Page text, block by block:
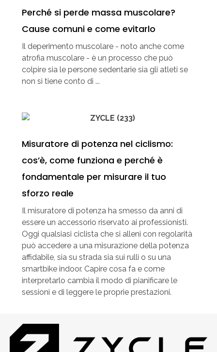
Perché si perde massa muscolare?
Cause comuni e come evitarlo
Il deperimento muscolare - noto anche come
atrofia muscolare - è un processo che può
colpire sia le persone sedentarie sia gli atleti se
non si tiene conto di ...
Misuratore di potenza nel ciclismo:
cos’è, come funziona e perché è
fondamentale per misurare il tuo
sforzo reale
Il misuratore di potenza ha smesso da anni di
essere un accessorio riservato ai professionisti.
Oggi qualsiasi ciclista che si alleni con regolarità
può accedere a una misurazione della potenza
affidabile, sia su strada sia sui rulli o su una
smartbike indoor. Capire cosa fa e come
interpretarlo cambia il modo di pianificare le
sessioni e di leggere le proprie prestazioni.